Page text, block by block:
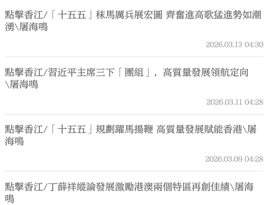
點擊香江/「十五五」秣馬厲兵展宏圖 齊奮進高歌猛進勢如潮
湧\屠海鳴
2026.03.13 04:30
點擊香江/習近平主席三下「團組」，高質量發展領航定向
\屠海鳴
2026.03.11 04:28
點擊香江/「十五五」規劃躍馬揚鞭 高質量發展賦能香港\屠
海鳴
2026.03.09 04:28
點擊香江/丁薛祥縱論發展激勵港澳兩個特區再創佳績\屠海
鳴